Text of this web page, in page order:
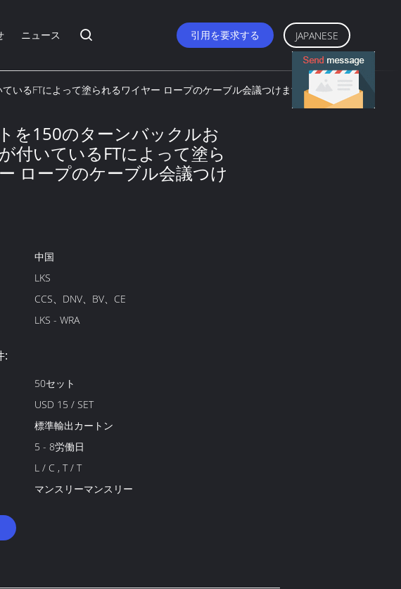
ニュース 引用を要求する JAPANESE
るFTによって塗られるワイヤー ロープのケーブル会議つけます
を150のターンバックルお
付いているFTによって塗ら
ロープのケーブル会議つけ
中国
LKS
CCS、DNV、BV、CE
LKS - WRA
:
50セット
USD 15 / SET
標準輸出カートン
5 - 8労働日
L / C , T / T
マンスリーマンスリー